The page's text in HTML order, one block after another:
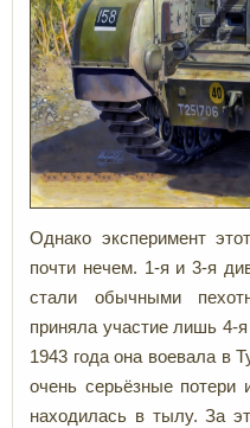
Однако эксперимент
почти нечем. 1-я и 3-я
стали обычными
приняла участие лишь 4-
1943 года она воевала в
очень серьёзные потери
находилась в тылу. За